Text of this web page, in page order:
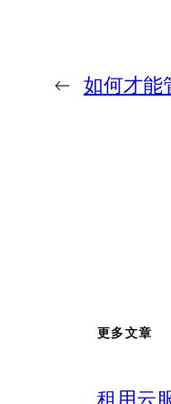
← 如何才能
更多文章
租用云